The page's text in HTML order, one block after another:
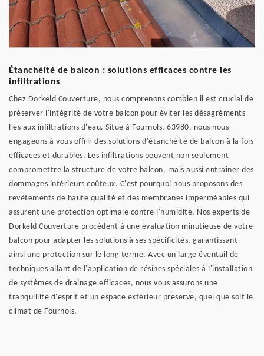
Étanchéité de balcon : solutions efficaces contre les
infiltrations
Chez Dorkeld Couverture, nous comprenons combien il est crucial de
préserver l'intégrité de votre balcon pour éviter les désagréments
liés aux infiltrations d'eau. Situé à Fournols, 63980, nous nous
engageons à vous offrir des solutions d'étanchéité de balcon à la fois
efficaces et durables. Les infiltrations peuvent non seulement
compromettre la structure de votre balcon, mais aussi entraîner des
dommages intérieurs coûteux. C'est pourquoi nous proposons des
revêtements de haute qualité et des membranes imperméables qui
assurent une protection optimale contre l'humidité. Nos experts de
Dorkeld Couverture procèdent à une évaluation minutieuse de votre
balcon pour adapter les solutions à ses spécificités, garantissant
ainsi une protection sur le long terme. Avec un large éventail de
techniques allant de l'application de résines spéciales à l'installation
de systèmes de drainage efficaces, nous vous assurons une
tranquillité d'esprit et un espace extérieur préservé, quel que soit le
climat de Fournols.